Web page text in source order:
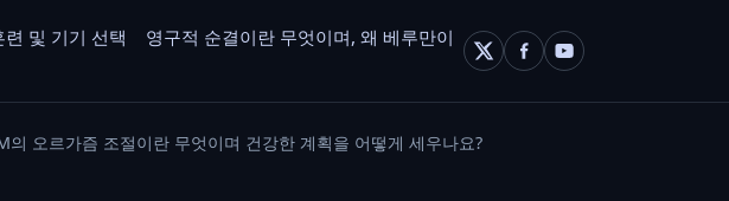
및 기기 선택
영구적 순결이란 무엇이며, 왜 베루만이
의 오르가즘 조절이란 무엇이며 건강한 계획을 어떻게 세우나요?